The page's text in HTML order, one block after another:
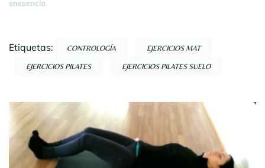
enesencia
Etiquetas: CONTROLOGÍA EJERCICIOS MAT
EJERCICIOS PILATES EJERCICIOS PILATES SUELO
Navegación
por
entradas